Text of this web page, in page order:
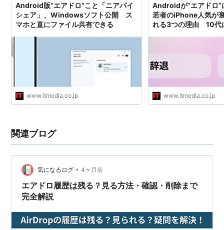
Android版“エアドロ”こと「ニアバイ
シェア」、Windowsソフト公開 ス
マホと直にファイル共有できる
www.itmedia.co.jp
Androidが“エアドロ”
若者のiPhone人気が
れる3つの理由 10代
www.itmedia.co.jp
関連ブログ
気になるログ • 4ヶ月前
エアドロ履歴は残る？見る方法・確認・削除まで
完全解説